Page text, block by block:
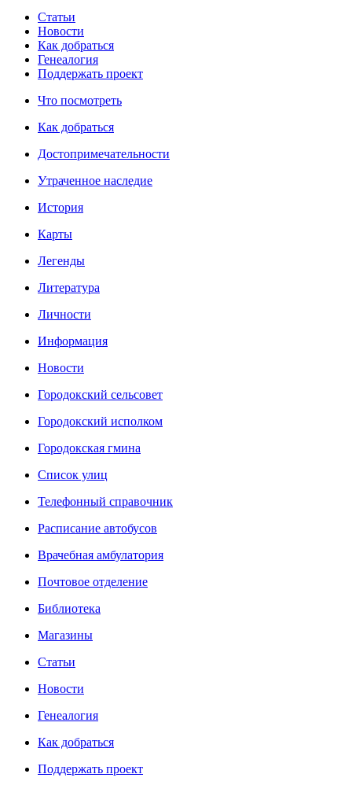
Статьи
Новости
Как добраться
Генеалогия
Поддержать проект
Что посмотреть
Как добраться
Достопримечательности
Утраченное наследие
История
Карты
Легенды
Литература
Личности
Информация
Новости
Городокский сельсовет
Городокский исполком
Городокская гмина
Список улиц
Телефонный справочник
Расписание автобусов
Врачебная амбулатория
Почтовое отделение
Библиотека
Магазины
Статьи
Новости
Генеалогия
Как добраться
Поддержать проект